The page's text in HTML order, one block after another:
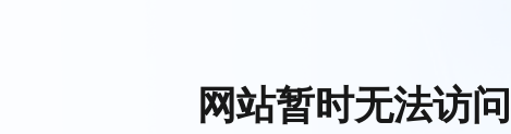
网站暂时无法访问